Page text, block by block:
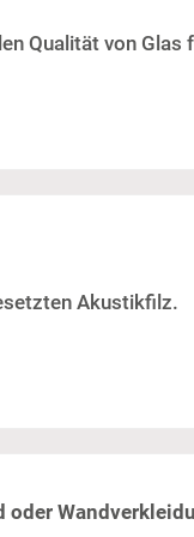
Qualität von Glas
Akustikfilz.
oder